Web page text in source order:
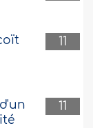
11
11